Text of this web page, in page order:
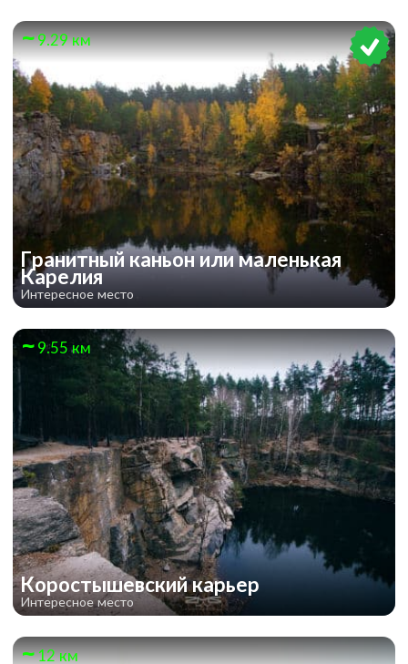
9.29 км
Гранитный каньон или маленькая
Карелия
Интересное место
9.55 км
Коростышевский карьер
Интересное место
12 км